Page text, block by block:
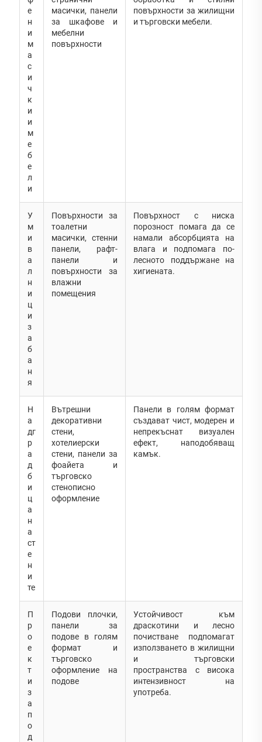
е
н
и
м
а
с
и
ч
к
и
и
м
е
б
е
л
и
масички, панели
за шкафове и
мебелни
повърхности
повърхности за жилищни
и търговски мебели.
У
м
и
в
а
л
н
и
ц
и
з
а
б
а
н
я
Повърхности за
тоалетни
масички, стенни
панели, рафт-
панели и
повърхности за
влажни
помещения
Повърхност с ниска
порозност помага да се
намали абсорбцията на
влага и подпомага по-
лесното поддържане на
хигиената.
Н
а
дг
р
а
д
б
и
ц
а
н
а
ст
е
н
и
те
Вътрешни
декоративни
стени,
хотелиерски
стени, панели за
фоайета и
търговско
стенописно
оформление
Панели в голям формат
създават чист, модерен и
непрекъснат визуален
ефект, наподобяващ
камък.
П
р
о
е
к
т
и
з
а
п
о
д
Подови плочки,
панели за
подове в голям
формат и
търговско
оформление на
подове
Устойчивост към
драскотини и лесно
почистване подпомагат
използването в жилищни
и търговски
пространства с висока
интензивност на
употреба.